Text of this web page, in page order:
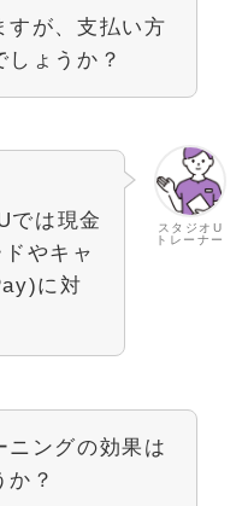
すが、支払い方
しょうか？
スタジオU
トレーナー
では現金
やキャ
に対
ニングの効果は
か？